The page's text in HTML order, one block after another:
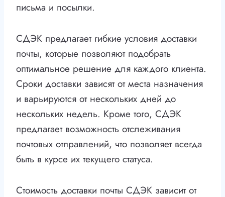
письма и посылки.
СДЭК предлагает гибкие условия доставки
почты, которые позволяют подобрать
оптимальное решение для каждого клиента.
Сроки доставки зависят от места назначения
и варьируются от нескольких дней до
нескольких недель. Кроме того, СДЭК
предлагает возможность отслеживания
почтовых отправлений, что позволяет всегда
быть в курсе их текущего статуса.
Стоимость доставки почты СДЭК зависит от